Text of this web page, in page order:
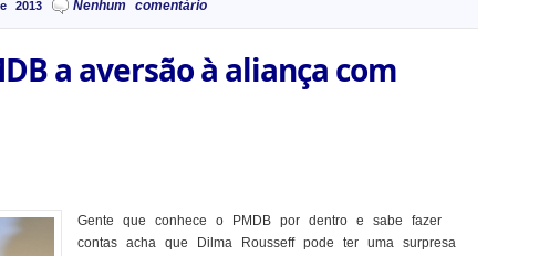
2013 Nenhum comentário
a aversão à aliança com
Gente que conhece o PMDB por dentro e sabe fazer
contas acha que Dilma Rousseff pode ter uma surpresa